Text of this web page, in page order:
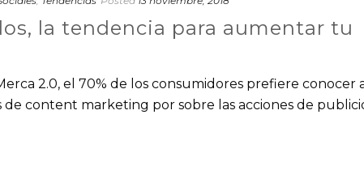
la tendencia para aumentar tu
2.0, el 70% de los consumidores prefiere conocer
de content marketing por sobre las acciones de